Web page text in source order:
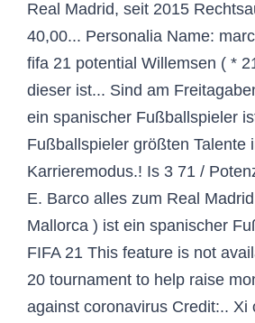
Real Madrid, seit 2015
40,00... Personalia Name:
fifa 21 potential Willemsen ( *
dieser ist... Sind am
ein spanischer Fußballspieler
Fußballspieler größten Talente
Karrieremodus.! Is 3 71 /
E. Barco alles zum Real
Mallorca ) ist ein spanischer
FIFA 21 This feature is not
20 tournament to help raise
against coronavirus Credit:.. Xi